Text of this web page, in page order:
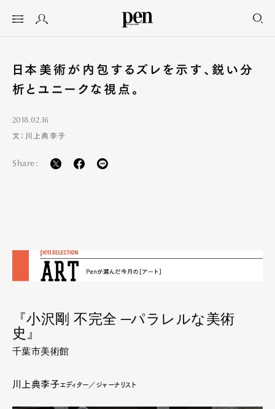
日本美術が内包するズレを示す、鋭い分
析とユニークな視点。
2018.02.16
文：川上典李子
Share:
『小沢剛 不完全 ─パラレルな美術
史』
千葉市美術館
川上典李子エディター／ジャーナリスト